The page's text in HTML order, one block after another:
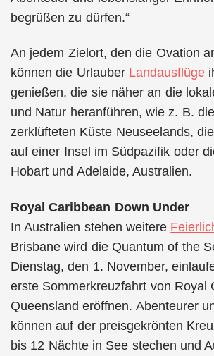
begrüßen zu dürfen.“
An jedem Zielort, den die Ovation
können die Urlauber Landausflüge
genießen, die sie näher an die
und Natur heranführen, wie z. B.
zerklüfteten Küste Neuseelands,
auf einer Insel im Südpazifik oder
Hobart und Adelaide, Australien.
Royal Caribbean Down Under
In Australien stehen weitere
Brisbane wird die Quantum of the
Dienstag, den 1. November,
erste Sommerkreuzfahrt von Royal
Queensland eröffnen. Abenteurer
können auf der preisgekrönten
bis 12 Nächte in See stechen und